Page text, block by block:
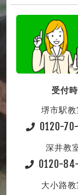
受付
堺市駅教
0120-
深井教
0120-
大小路教